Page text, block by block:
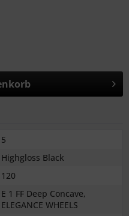
5
Highgloss Black
120
E 1 FF Deep Concave,
ELEGANCE WHEELS